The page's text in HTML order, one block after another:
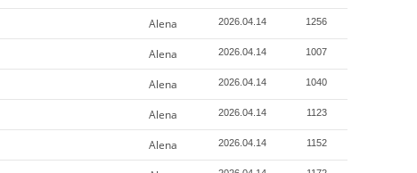
Alena 2026.04.14 1256
Alena 2026.04.14 1007
Alena 2026.04.14 1040
Alena 2026.04.14 1123
Alena 2026.04.14 1152